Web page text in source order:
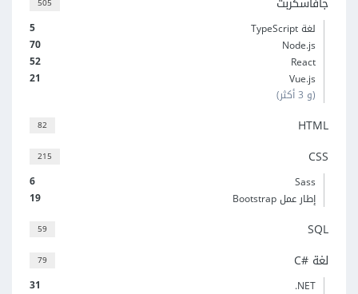
5
لغة TypeScript
70
Node.js
52
React
21
Vue.js
(و 3 أكثر)
82 HTML
215 CSS
6
Sass
19
إطار عمل Bootstrap
59 SQL
79 لغة C#‎
31
‎.NET